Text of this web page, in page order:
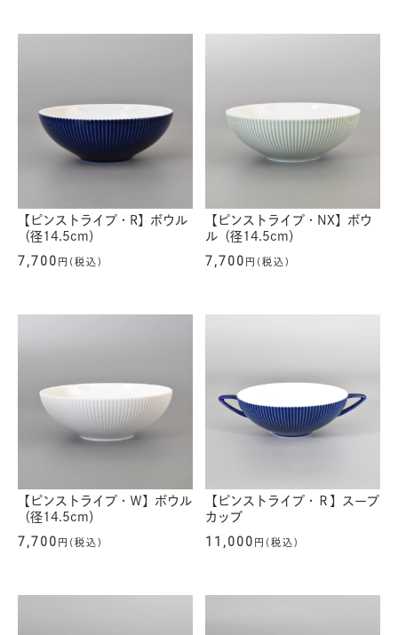
【ピンストライプ・R】ボウル
（径14.5cm）
7,700 円(税込)
【ピンストライプ・NX】ボウ
ル（径14.5cm）
7,700 円(税込)
【ピンストライプ・Ｗ】ボウル
（径14.5cm）
7,700 円(税込)
【ピンストライプ・Ｒ】スープ
カップ
11,000 円(税込)